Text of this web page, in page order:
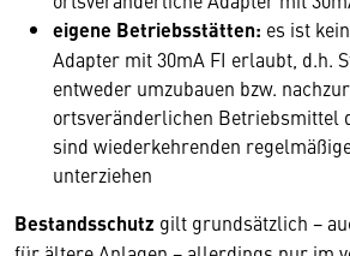
eigene Betriebsstätten: es ist
Adapter mit 30mA FI erlaubt, d.h.
entweder umzubauen bzw.
ortsveränderlichen Betriebsmittel
sind wiederkehrenden
unterziehen
Bestandsschutz gilt grundsätzlich −